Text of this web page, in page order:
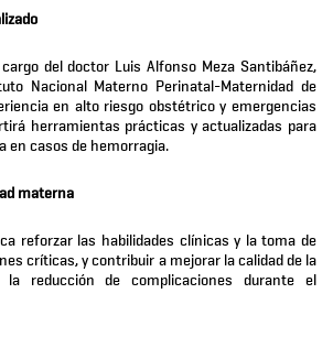
del doctor Luis Alfonso Meza Santibáñez,
Nacional Materno Perinatal-Maternidad de
en alto riesgo obstétrico y emergencias
herramientas prácticas y actualizadas para
en casos de hemorragia.
materna
reforzar las habilidades clínicas y la toma de
críticas, y contribuir a mejorar la calidad de la
reducción de complicaciones durante el